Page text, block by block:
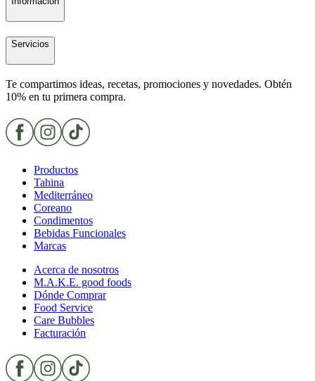
Servicios
Te compartimos ideas, recetas, promociones y novedades. Obtén
10% en tu primera compra.
Productos
Tahina
Mediterráneo
Coreano
Condimentos
Bebidas Funcionales
Marcas
Acerca de nosotros
M.A.K.E. good foods
Dónde Comprar
Food Service
Care Bubbles
Facturación